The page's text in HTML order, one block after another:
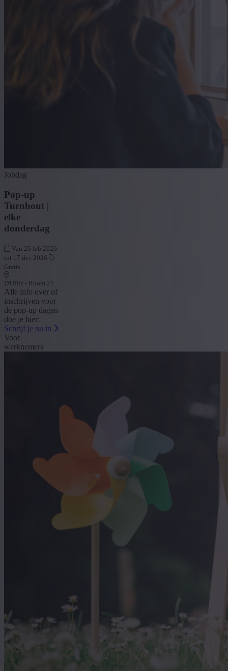
Jobdag
Pop-up
Turnhout |
elke
donderdag
Van 26 feb 2026
tot 17 dec 2026
Gratis
D'Offiz - Room 21
Alle info over of
inschrijven voor
de pop-up dagen
doe je hier:
Schrijf je nu in
Voor
werknemers